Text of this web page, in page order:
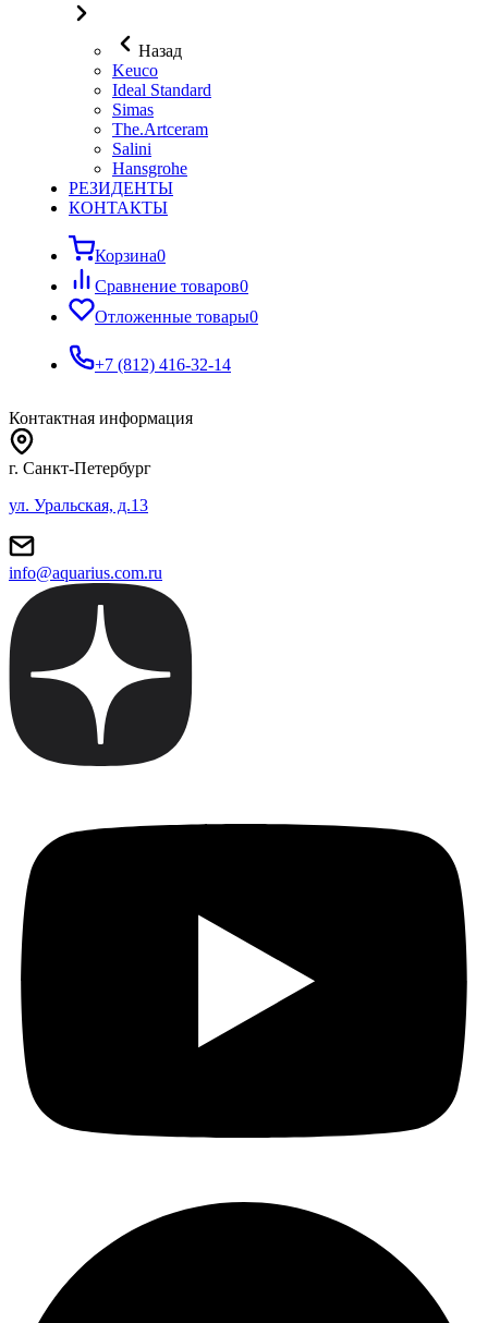
Назад
Keuco
Ideal Standard
Simas
The.Artceram
Salini
Hansgrohe
РЕЗИДЕНТЫ
КОНТАКТЫ
Корзина0
Сравнение товаров0
Отложенные товары0
+7 (812) 416-32-14
Контактная информация
г. Санкт-Петербург
ул. Уральская, д.13
info@aquarius.com.ru